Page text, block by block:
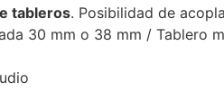
tableros. Posibilidad de
30 mm o 38 mm / Tablero